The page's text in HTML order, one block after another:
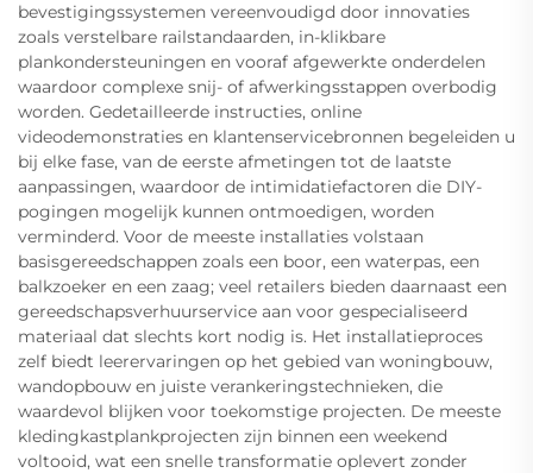
bevestigingssystemen vereenvoudigd door innovaties
zoals verstelbare railstandaarden, in-klikbare
plankondersteuningen en vooraf afgewerkte onderdelen
waardoor complexe snij- of afwerkingsstappen overbodig
worden. Gedetailleerde instructies, online
videodemonstraties en klantenservicebronnen begeleiden u
bij elke fase, van de eerste afmetingen tot de laatste
aanpassingen, waardoor de intimidatiefactoren die DIY-
pogingen mogelijk kunnen ontmoedigen, worden
verminderd. Voor de meeste installaties volstaan
basisgereedschappen zoals een boor, een waterpas, een
balkzoeker en een zaag; veel retailers bieden daarnaast een
gereedschapsverhuurservice aan voor gespecialiseerd
materiaal dat slechts kort nodig is. Het installatieproces
zelf biedt leerervaringen op het gebied van woningbouw,
wandopbouw en juiste verankeringstechnieken, die
waardevol blijken voor toekomstige projecten. De meeste
kledingkastplankprojecten zijn binnen een weekend
voltooid, wat een snelle transformatie oplevert zonder